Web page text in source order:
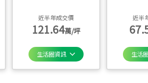
近半年成交價
121.64萬/坪
生活圈資訊
近半
生活